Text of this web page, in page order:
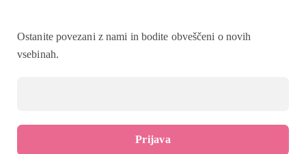
Ostanite povezani z nami in bodite obveščeni o novih
vsebinah.